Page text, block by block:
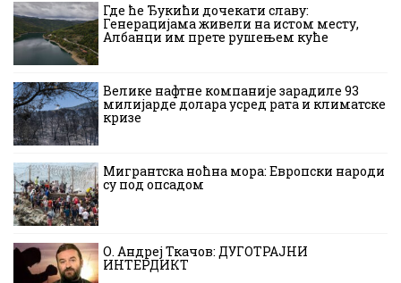
Где ће Ђукићи дочекати славу:
Генерацијама живели на истом месту,
Албанци им прете рушењем куће
Велике нафтне компаније зарадиле 93
милијарде долара усред рата и климатске
кризе
Мигрантска ноћна мора: Европски народи
су под опсадом
О. Андреј Ткачов: ДУГОТРАЈНИ
ИНТЕРДИКТ